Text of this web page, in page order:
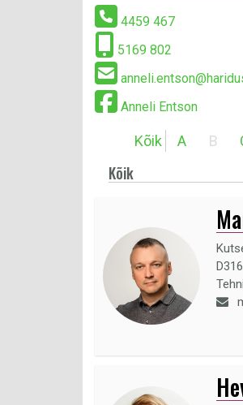
4459 467
5169 802
Anneli Entson
Kõik A B
Kõik
D316